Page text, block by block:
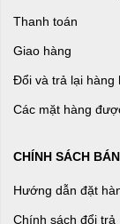
Thanh toán
Giao hàng
Đổi và trả lại hàng
Các mặt hàng
CHÍNH SÁCH
Hướng dẫn đặt
Chính sách đổi trả